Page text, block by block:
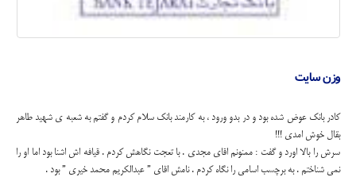
وزن سایت
کادر بانک عوض شده بود و در بدو ورود ، به کارمند بانک سلام کردم و گفتم به شعبه ی شهید طاهر
بقال خوش امدی !!!
سرش را بالا اورد و گفت : ممنونم اقای مجدی . با تعجت نگاهش کردم . قیافه اش اشنا بود اما او را
نمی شناختم . به برچسب اسامی را نگاه کردم . نامش اقای ” عبدالکریم محمد خیری ” بود .